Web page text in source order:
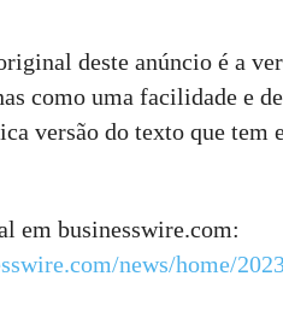
deste anúncio é a
como uma facilidade e
versão do texto que tem
em businesswire.com:
news/home/